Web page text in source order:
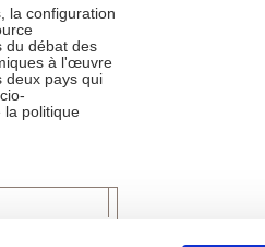
la configuration
du débat des
à l'œuvre
deux pays qui
la politique